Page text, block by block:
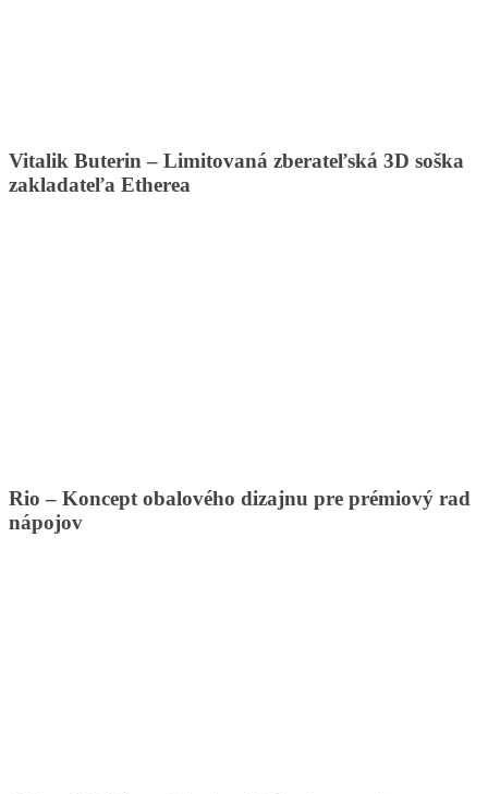
Vitalik Buterin – Limitovaná zberateľská 3D soška
zakladateľa Etherea
Rio – Koncept obalového dizajnu pre prémiový rad
nápojov